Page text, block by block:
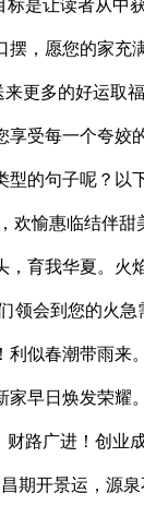
是让读者从
，愿您的家
多的好运取
受每一个夸
的句子呢？
愉惠临结伴
育我华夏。
会到您的火
似春潮带雨
早日焕发荣
路广进！创
期开景运，